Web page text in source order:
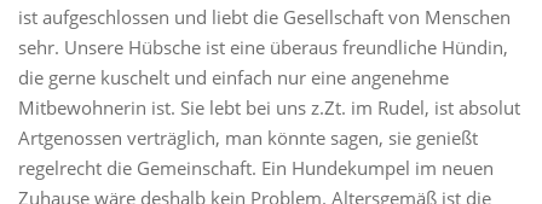
ist aufgeschlossen und liebt die Gesellschaft von Menschen
sehr. Unsere Hübsche ist eine überaus freundliche Hündin,
die gerne kuschelt und einfach nur eine angenehme
Mitbewohnerin ist. Sie lebt bei uns z.Zt. im Rudel, ist absolut
Artgenossen verträglich, man könnte sagen, sie genießt
regelrecht die Gemeinschaft. Ein Hundekumpel im neuen
Zuhause wäre deshalb kein Problem. Altersgemäß ist die